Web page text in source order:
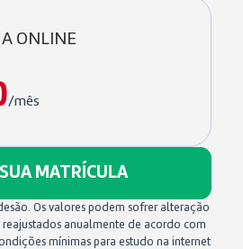
ONLINE
/mês
MATRÍCULA
Os valores podem sofrer alteração
reajustados anualmente de acordo com
mínimas para estudo na internet